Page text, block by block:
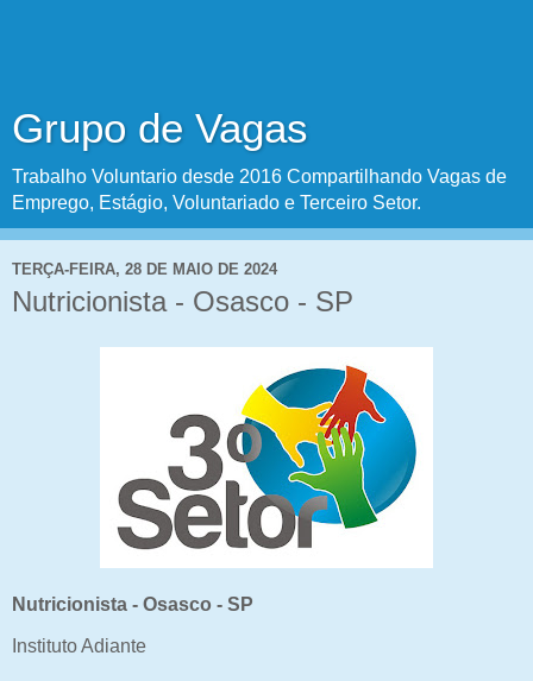
Grupo de Vagas
Trabalho Voluntario desde 2016 Compartilhando Vagas de
Emprego, Estágio, Voluntariado e Terceiro Setor.
TERÇA-FEIRA, 28 DE MAIO DE 2024
Nutricionista - Osasco - SP
Nutricionista - Osasco - SP
Instituto Adiante